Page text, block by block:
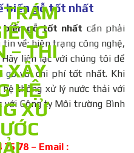
biến gỗ tốt nhất
biến gỗ tốt nhất cần phải
về: hiện trạng công nghệ,
liên lạc với chúng tôi để
gỗvới chi phí tốt nhất. Khi
hệ thống xử lý nước thải với
Công ty Môi trường Bình
75 78 – Email :